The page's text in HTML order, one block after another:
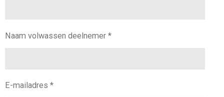
Naam volwassen deelnemer *
E-mailadres *